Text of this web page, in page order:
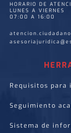
HORARIO DE
LUNES A VIERNES
07:00 A 16:00
Requisitos para
Seguimiento
Sistema de